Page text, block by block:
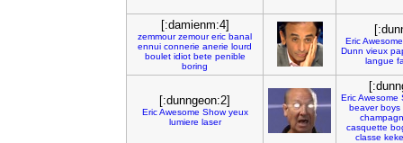
[:damienm:4]
zemmour zemour eric banal
ennui connerie anerie lourd
boulet idiot bete penible
boring
EricAwesome
Dunn vieux
langue
[:dunngeon:2]
Eric Awesome Show yeux
lumiere laser
Eric Awesome
beaver boys
casquette
classe keke